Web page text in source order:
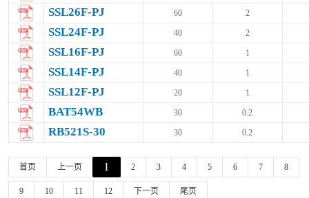
SSL26F-PJ 60 2
SSL24F-PJ 40 2
SSL16F-PJ 60 1
SSL14F-PJ 40 1
SSL12F-PJ 20 1
BAT54WB 30 0.2
RB521S-30 30 0.2
首页 上一页 1 2 3 4 5 6 7 8
9 10 11 12 下一页 尾页